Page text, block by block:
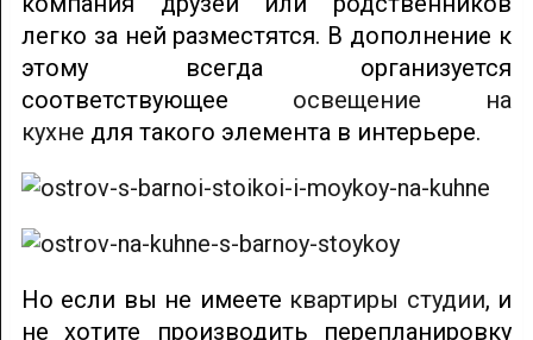
легко за ней разместятся. В дополнение к
этому всегда организуется
соответствующее освещение на
кухне для такого элемента в интерьере.
Но если вы не имеете квартиры студии, и
не хотите производить перепланировку